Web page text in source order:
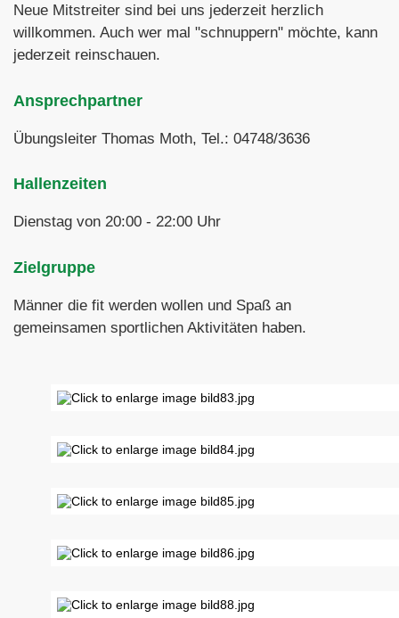
Neue Mitstreiter sind bei uns jederzeit herzlich
willkommen. Auch wer mal "schnuppern" möchte, kann
jederzeit reinschauen.
Ansprechpartner
Übungsleiter Thomas Moth, Tel.: 04748/3636
Hallenzeiten
Dienstag von 20:00 - 22:00 Uhr
Zielgruppe
Männer die fit werden wollen und Spaß an
gemeinsamen sportlichen Aktivitäten haben.